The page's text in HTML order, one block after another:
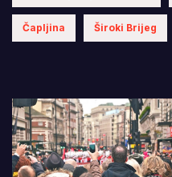
Čapljina Široki Brijeg